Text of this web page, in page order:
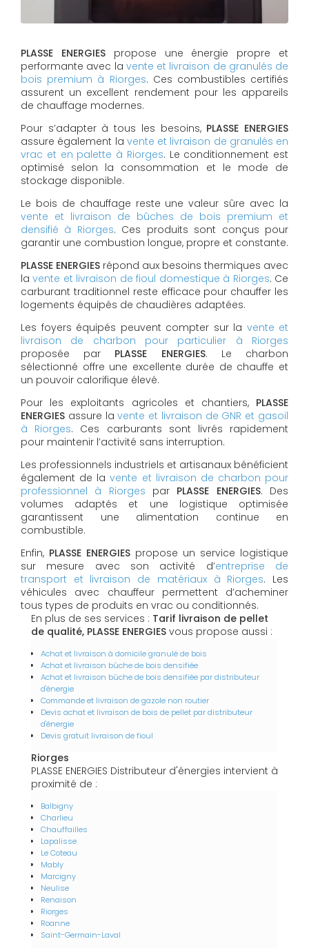
PLASSE ENERGIESpropose une énergie propre et
performante avec la vente et livraison de granulés de
bois premium à Riorges. Ces combustibles certifiés
assurent un excellent rendement pour les appareils
de chauffage modernes.
Pour s’adapter à tous les besoins, PLASSE ENERGIES
assure également la vente et livraison de granulés en
vrac et en palette à Riorges. Le conditionnement est
optimisé selon la consommation et le mode de
stockage disponible.
Le bois de chauffage reste une valeur sûre avec la
vente et livraison de bûches de bois premium et
densifié à Riorges. Ces produits sont conçus pour
garantir une combustion longue, propre et constante.
PLASSE ENERGIES répond aux besoins thermiques avec
lavente et livraison de fioul domestique à Riorges. Ce
carburant traditionnel reste efficace pour chauffer les
logements équipés de chaudières adaptées.
Les foyers équipés peuvent compter sur la vente et
livraison de charbon pour particulier à Riorges
proposée par PLASSE ENERGIES. Le charbon
sélectionné offre une excellente durée de chauffe et
un pouvoir calorifique élevé.
Pour les exploitants agricoles et chantiers, PLASSE
ENERGIES assure lavente et livraison de GNR et gasoil
à Riorges. Ces carburants sont livrés rapidement
pour maintenir l’activité sans interruption.
Les professionnels industriels et artisanaux bénéficient
également de lavente et livraison de charbon pour
professionnel à Riorges par PLASSE ENERGIES. Des
volumes adaptés et une logistique optimisée
garantissent une alimentation continue en
combustible.
Enfin, PLASSE ENERGIES propose un service logistique
sur mesure avec son activité d’entreprise de
transport et livraison de matériaux à Riorges. Les
véhicules avec chauffeur permettent d’acheminer
tous types de produits en vrac ou conditionnés.
En plus de ses services : Tarif livraison de pellet
de qualité, PLASSE ENERGIES vous propose aussi :
Achat et livraison à domicile granulé de bois
Achat et livraison bûche de bois densifiée
Achat et livraison bûche de bois densifiée par distributeur
d'énergie
Commande et livraison de gazole non routier
Devis achat et livraison de bois de pellet par distributeur
d'énergie
Devis gratuit livraison de fioul
Riorges
PLASSE ENERGIES Distributeur d'énergies intervient à
proximité de :
Balbigny
Charlieu
Chauffailles
Lapalisse
Le Coteau
Mably
Marcigny
Neulise
Renaison
Riorges
Roanne
Saint-Germain-Laval